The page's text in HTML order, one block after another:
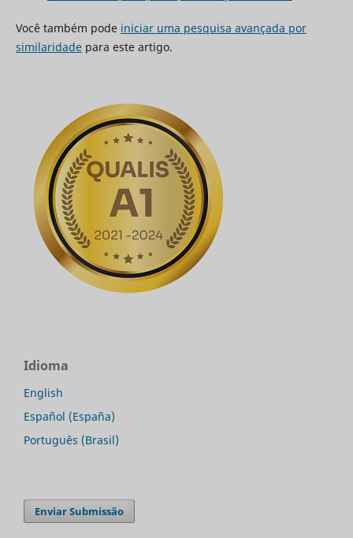
Você também pode iniciar uma pesquisa avançada por
similaridadepara este artigo.
Idioma
English
Español (España)
Português (Brasil)
Enviar Submissão